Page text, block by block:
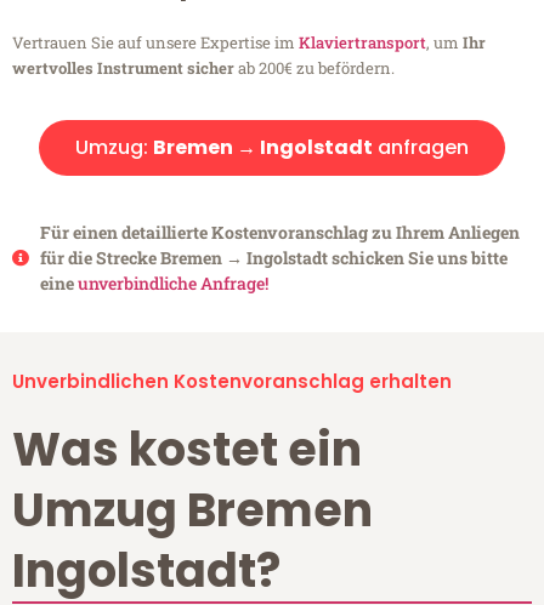
Vertrauen Sie auf unsere Expertise im Klaviertransport, um Ihr
wertvolles Instrument sicherab 200€ zu befördern.
Umzug: Bremen → Ingolstadt anfragen
Für einen detaillierte Kostenvoranschlag zu Ihrem Anliegen
für die Strecke Bremen → Ingolstadt schicken Sie uns bitte
eineunverbindliche Anfrage!
Unverbindlichen Kostenvoranschlag erhalten
Was kostet ein
Umzug Bremen
Ingolstadt?